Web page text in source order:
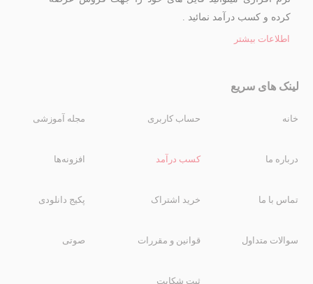
کرده و کسب درآمد نمائید .
اطلاعات بیشتر
لینک های سریع
خانه
درباره ما
تماس با ما
سوالات متداول
حساب کاربری
کسب درآمد
خرید اشتراک
قوانین و مقررات
ثبت شکایت
مجله آموزشی
افزونه‌ها
پکیج دانلودی
صوتی